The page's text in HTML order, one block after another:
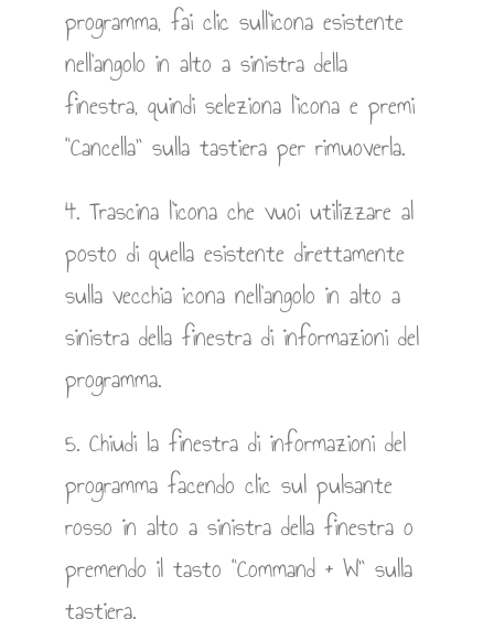
programma, fai clic sull’icona esistente
nell’angolo in alto a sinistra della
finestra, quindi seleziona l’icona e premi
“Cancella” sulla tastiera per rimuoverla.
4. Trascina l’icona che vuoi utilizzare al
posto di quella esistente direttamente
sulla vecchia icona nell’angolo in alto a
sinistra della finestra di informazioni del
programma.
5. Chiudi la finestra di informazioni del
programma facendo clic sul pulsante
rosso in alto a sinistra della finestra o
premendo il tasto “Command + W” sulla
tastiera.